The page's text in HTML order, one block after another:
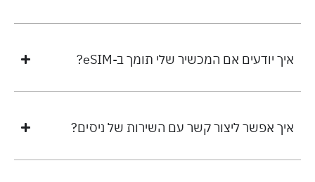
איך יודעים אם המכשיר שלי תומך ב-eSIM?
איך אפשר ליצור קשר עם השירות של ניסים?